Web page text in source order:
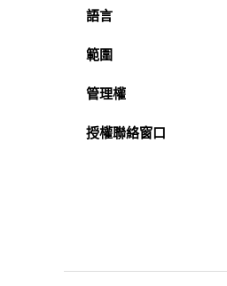
語言
範圍
管理權
授權聯絡窗口